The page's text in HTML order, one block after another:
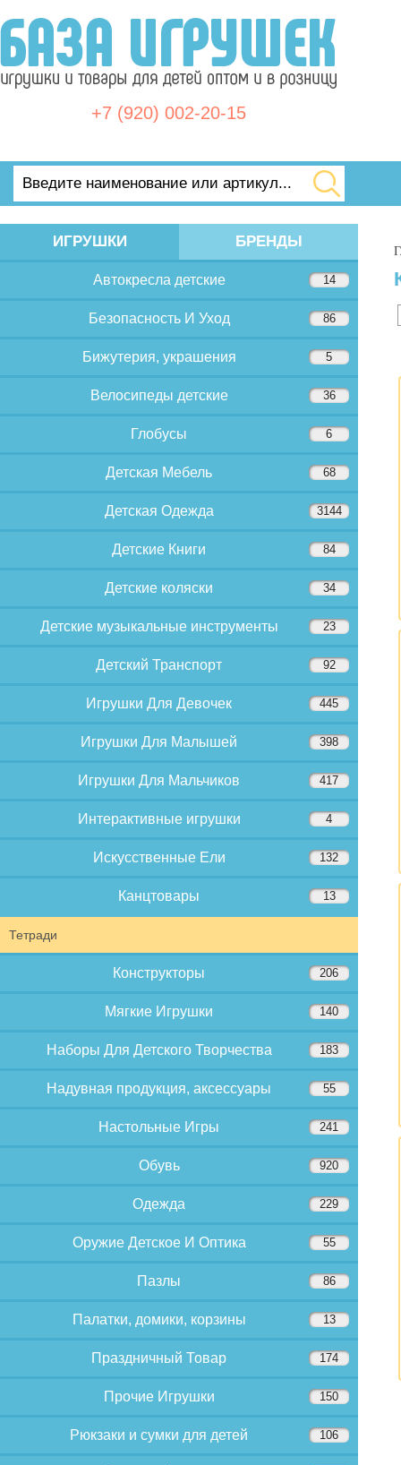
+7 (920) 002-20-15
ИГРУШКИ БРЕНДЫ
Автокресла детские 14
Безопасность И Уход 86
Бижутерия, украшения 5
Велосипеды детские 36
Глобусы 6
Детская Мебель 68
Детская Одежда 3144
Детские Книги 84
Детские коляски 34
Детские музыкальные инструменты 23
Детский Транспорт 92
Игрушки Для Девочек 445
Игрушки Для Малышей 398
Игрушки Для Мальчиков 417
Интерактивные игрушки 4
Искусственные Ели 132
Канцтовары 13
Тетради
Конструкторы 206
Мягкие Игрушки 140
Наборы Для Детского Творчества 183
Надувная продукция, аксессуары 55
Настольные Игры 241
Обувь 920
Одежда 229
Оружие Детское И Оптика 55
Пазлы 86
Палатки, домики, корзины 13
Праздничный Товар 174
Прочие Игрушки 150
Рюкзаки и сумки для детей 106